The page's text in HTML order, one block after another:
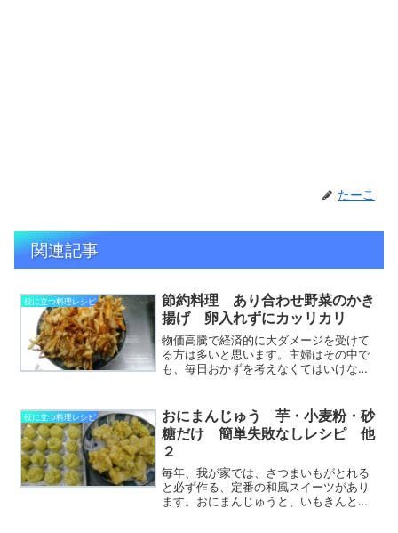
たーこ
関連記事
役に立つ料理レシピ
節約料理 あり合わせ野菜のかき
揚げ 卵入れずにカッリカリ
物価高騰で経済的に大ダメージを受けて
る方は多いと思います。主婦はその中で
も、毎日おかずを考えなくてはいけない
作り方を教えます。カッリカリで食べる
と音が出るくらい。エビや...
役に立つ料理レシピ
おにまんじゅう 芋・小麦粉・砂
糖だけ 簡単失敗なしレシピ 他
２
毎年、我が家では、さつまいもがとれる
と必ず作る、定番の和風スイーツがあり
ます。おにまんじゅうと、いもきんと